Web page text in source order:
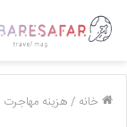
خانه /هزینه‌ مهاجرت